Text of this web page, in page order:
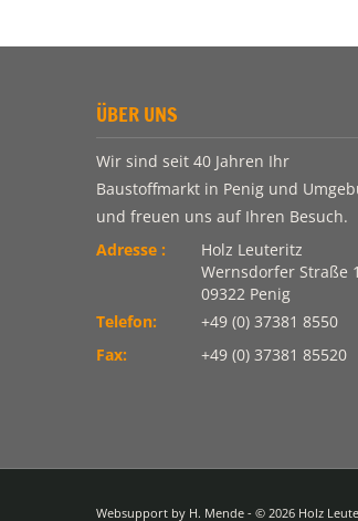
ÜBER UNS
Wir sind seit 40 Jahren Ihr
Baustoffmarkt in Penig und
und freuen uns auf Ihren Besuch.
Adresse :
Holz Leuteritz
Wernsdorfer Straße
09322 Penig
Telefon:
+49 (0) 37381 8550
Fax:
+49 (0) 37381 85520
Websupport by H. Mende - © 2026 Holz